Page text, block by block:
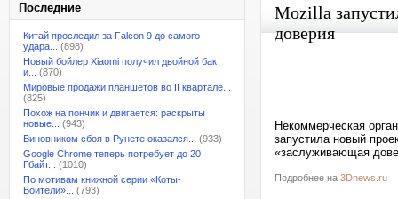
Последние
Китай проследил за Falcon 9 до самого
удара...
(898)
Новый бойлер Xiaomi получил двойной бак
и...
(870)
Мировые продажи планшетов во II квартале...
(825)
Похож на пончик и двигается: раскрыты
новые...
(943)
Виновником сбоя в Рунете оказался...
(933)
Google Chrome теперь потребует до 20
Гбайт...
(1010)
По мотивам книжной серии «Коты-
Воители»...
(793)
Mozilla
доверия
Некоммерческая
запустила новый
«заслуживающая
Подробнее на 3Dnews.ru